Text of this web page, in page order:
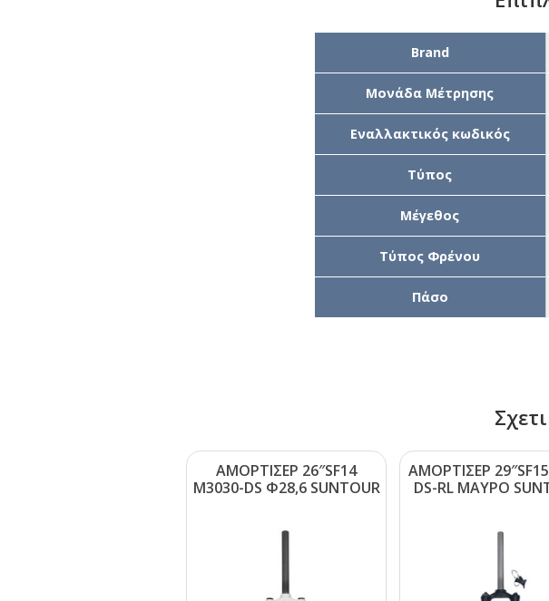
Brand
Μονάδα Μέτρησης
Εναλλακτικός κωδικός
Τύπος
Μέγεθος
Τύπος Φρένου
Πάσο
ΑΜΟΡΤΙΣΕΡ 26″SF14
Μ3030-DS Φ28,6 SUΝΤΟUR
ΑΜΟΡΤΙΣΕΡ
DS-RL ΜΑΥΡΟ